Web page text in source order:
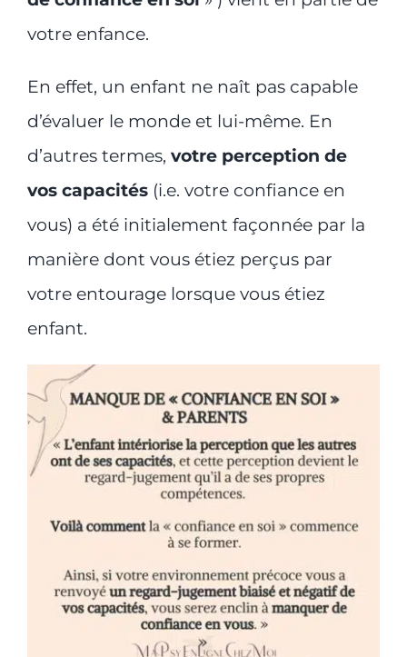
votre enfance.
En effet, un enfant ne naît pas capable
d’évaluer le monde et lui-même. En
d’autres termes, votre perception de
vos capacités (i.e. votre confiance en
vous) a été initialement façonnée par la
manière dont vous étiez perçus par
votre entourage lorsque vous étiez
enfant.